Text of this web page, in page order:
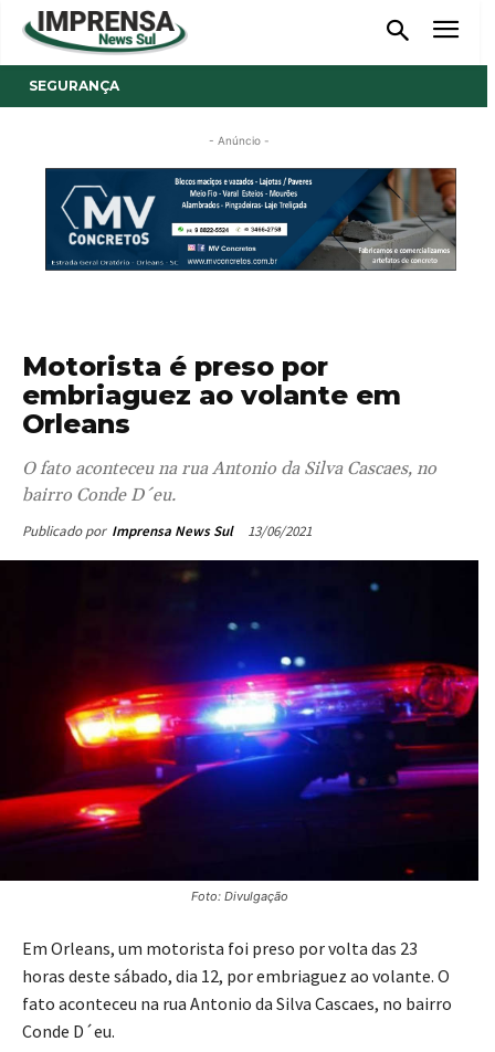
SEGURANÇA
- Anúncio -
Motorista é preso por
embriaguez ao volante em
Orleans
O fato aconteceu na rua Antonio da Silva Cascaes, no
bairro Conde D´eu.
Publicado por Imprensa News Sul 13/06/2021
Foto: Divulgação
Em Orleans, um motorista foi preso por volta das 23
horas deste sábado, dia 12, por embriaguez ao volante. O
fato aconteceu na rua Antonio da Silva Cascaes, no bairro
Conde D´eu.